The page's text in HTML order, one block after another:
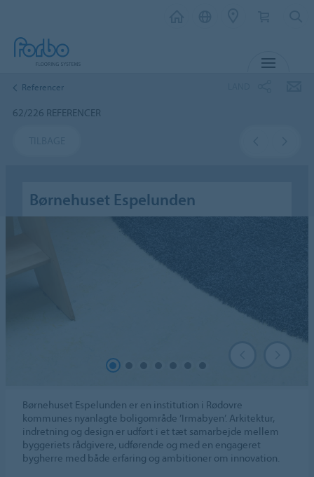
Referencer
62/226 REFERENCER
Børnehuset Espelunden
Børnehuset Espelunden er en institution i Rødovre
kommunes nyanlagte boligområde ’Irmabyen’. Arkitektur,
indretning og design er udført i et tæt samarbejde mellem
byggeriets rådgivere, udførende og med en engageret
bygherre med både erfaring og ambitioner om innovation.